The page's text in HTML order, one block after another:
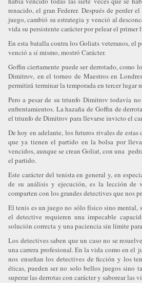
renacido, el gran Federer. Después de perder
juego, cambió su estrategia y venció al
vida su persistente carácter por pelear el primer
En esta batalla contra los Goliats veteranos, el
venció a sí mismo, mostró Carácter.
Goffin ciertamente puede ser derrotado,
Dimitrov, en el torneo de Maestros en
permitirá terminar la temporada en tercer lugar
Pero a pesar de su triunfo Dimitrov todavía
enfrentamientos. La hazaña de Goffin de
el triunfo de Dimitrov para llevarse invicto el
De hoy en adelante, los futuros rivales de
que ya tienen el partido en la bolsa por
vencidos, aunque se crean Goliat, con una
el partido.
Este carácter del tenista en general y, en
de su análisis y ejecución, es la lección de
comparten con los grandes detectives que nos
El tenis es un juego no sólo físico sino mental,
el detective requieren una impecable
solución correcta y una paciencia sin límite
Los detectives saben que un caso no se
una carrera profesional. En la vida como en el
nos enseñan los detectives de ficción y los
éticas, pueden ser no solo bellos juegos sino
superar las derrotas con carácter y saborear las